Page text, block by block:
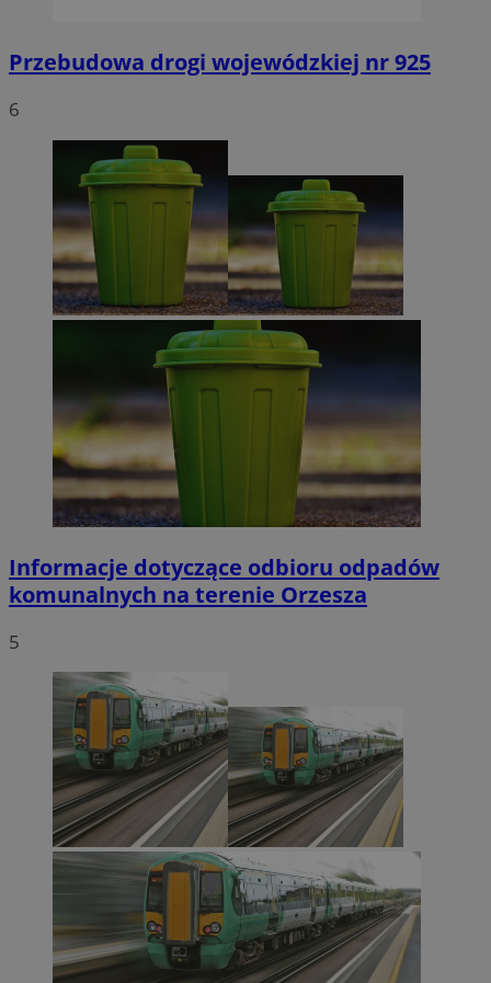
Przebudowa drogi wojewódzkiej nr 925
6
Informacje dotyczące odbioru odpadów
komunalnych na terenie Orzesza
5